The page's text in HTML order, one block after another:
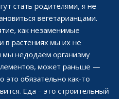
стать родителями, я не
вегетарианцами.
как незаменимые
в растениях мы их не
мы недодаем организму
может раньше —
это обязательно как-то
Еда – это строительный